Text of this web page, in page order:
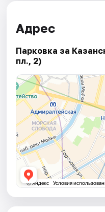
Адрес
Парковка за
пл., 2)